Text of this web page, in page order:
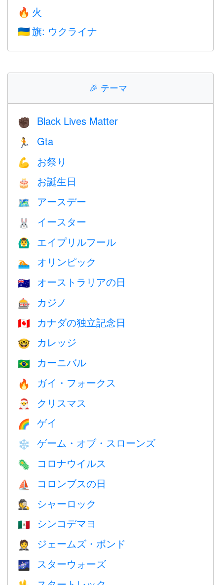
🔥 火
🇺🇦 旗: ウクライナ
🎉 テーマ
✊🏿 Black Lives Matter
🏃 Gta
💪 お祭り
🎂 お誕生日
🗺️ アースデー
🐰 イースター
🙆‍♂️ エイプリルフール
🏊 オリンピック
🇦🇺 オーストラリアの日
🎰 カジノ
🇨🇦 カナダの独立記念日
🤓 カレッジ
🇧🇷 カーニバル
🔥 ガイ・フォークス
🎅 クリスマス
🌈 ゲイ
❄️ ゲーム・オブ・スローンズ
🦠 コロナウイルス
⛵️ コロンブスの日
🕵️ シャーロック
🇲🇽 シンコデマヨ
🤵 ジェームズ・ボンド
🌌 スターウォーズ